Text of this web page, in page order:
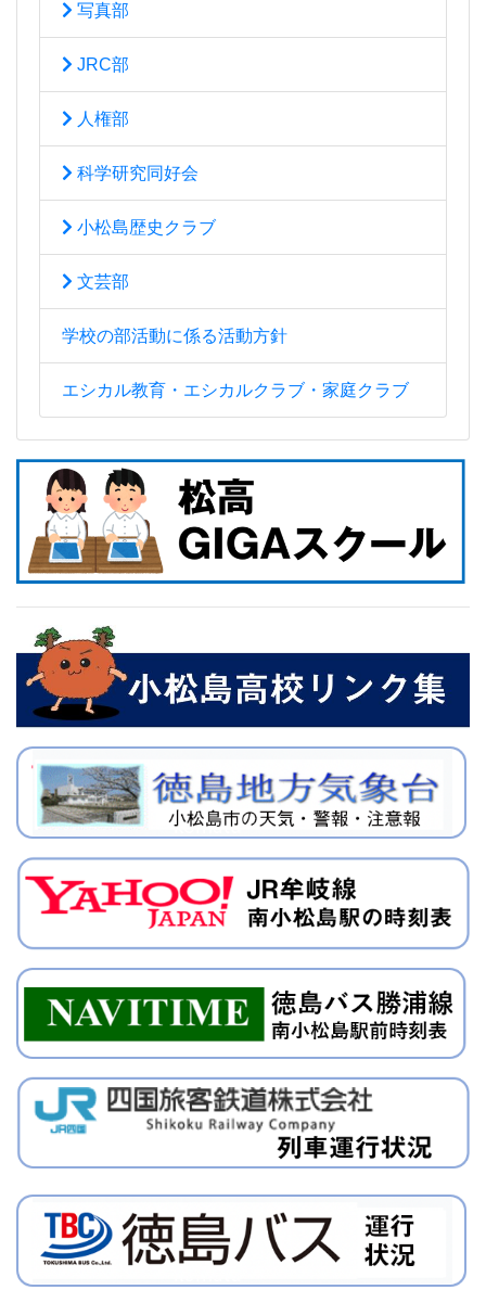
写真部
JRC部
人権部
科学研究同好会
小松島歴史クラブ
文芸部
学校の部活動に係る活動方針
エシカル教育・エシカルクラブ・家庭クラブ